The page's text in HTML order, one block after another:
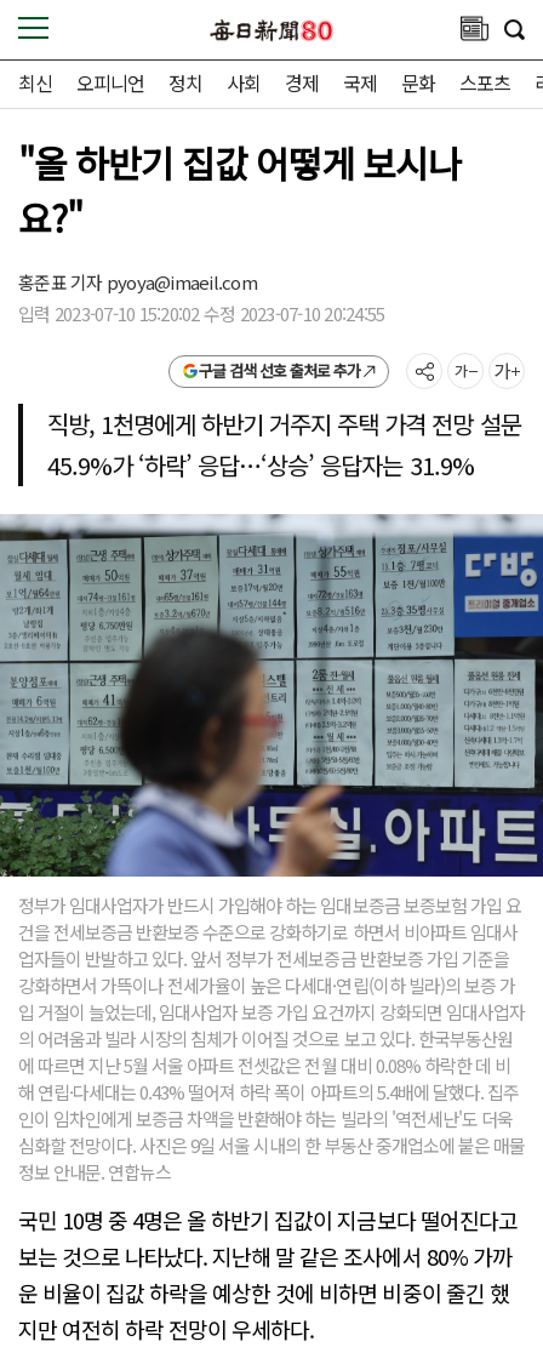
최신 오피니언 정치 사회 경제 국제 문화 스포츠
"올 하반기 집값 어떻게 보시나
요?"
홍준표 기자pyoya@imaeil.com
입력 2023-07-10 15:20:02 수정 2023-07-10 20:24:55
구글 검색 선호 출처로 추가
직방, 1천명에게 하반기 거주지 주택 가격 전망 설문
45.9%가 ‘하락’ 응답…‘상승’ 응답자는 31.9%
정부가 임대사업자가 반드시 가입해야 하는 임대보증금 보증보험 가입 요
건을 전세보증금 반환보증 수준으로 강화하기로 하면서 비아파트 임대사
업자들이 반발하고 있다. 앞서 정부가 전세보증금 반환보증 가입 기준을
강화하면서 가뜩이나 전세가율이 높은 다세대·연립(이하 빌라)의 보증 가
입 거절이 늘었는데, 임대사업자 보증 가입 요건까지 강화되면 임대사업자
의 어려움과 빌라 시장의 침체가 이어질 것으로 보고 있다. 한국부동산원
에 따르면 지난 5월 서울 아파트 전셋값은 전월 대비 0.08% 하락한 데 비
해 연립·다세대는 0.43% 떨어져 하락 폭이 아파트의 5.4배에 달했다. 집주
인이 임차인에게 보증금 차액을 반환해야 하는 빌라의 '역전세난'도 더욱
심화할 전망이다. 사진은 9일 서울 시내의 한 부동산 중개업소에 붙은 매물
정보 안내문. 연합뉴스
국민 10명 중 4명은 올 하반기 집값이 지금보다 떨어진다고
보는 것으로 나타났다. 지난해 말 같은 조사에서 80% 가까
운 비율이 집값 하락을 예상한 것에 비하면 비중이 줄긴 했
지만 여전히 하락 전망이 우세하다.